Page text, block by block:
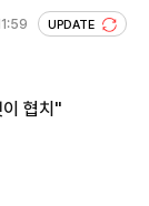
UPDATE
협치"